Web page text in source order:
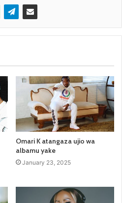
Omari K atangaza ujio wa
albamu yake
January 23, 2025